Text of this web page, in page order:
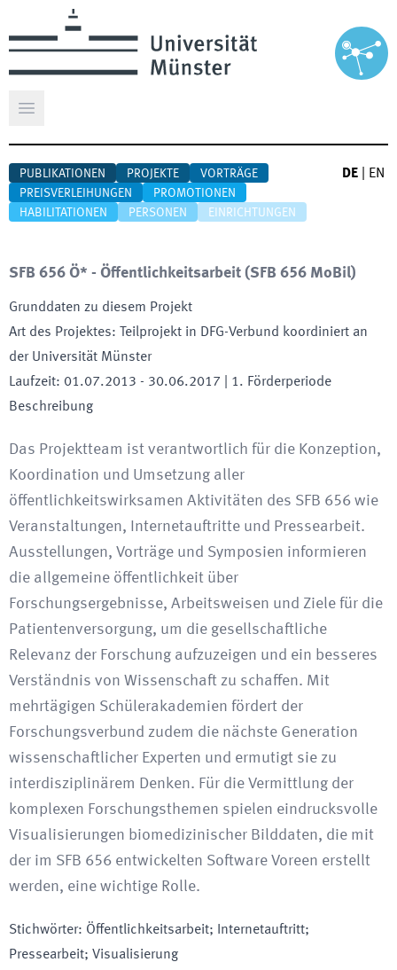
Hauptmenü öffnen
PUBLIKATIONEN PROJEKTE
VORTRÄGE
PREISVERLEIHUNGEN
PROMOTIONEN
HABILITATIONEN
PERSONEN EINRICHTUNGEN
DE EN
SFB 656 Ö* - Öffentlichkeitsarbeit (SFB 656 MoBil)
Grunddaten zu diesem Projekt
Art des Projektes:
Teilprojekt in DFG-Verbund koordiniert an
der Universität Münster
Laufzeit: 01.07.2013 - 30.06.2017 | 1. Förderperiode
Beschreibung
Das Projektteam ist verantwortlich für die Konzeption,
Koordination und Umsetzung aller
öffentlichkeitswirksamen Aktivitäten des SFB 656 wie
Veranstaltungen, Internetauftritte und Pressearbeit.
Ausstellungen, Vorträge und Symposien informieren
die allgemeine öffentlichkeit über
Forschungsergebnisse, Arbeitsweisen und Ziele für die
Patientenversorgung, um die gesellschaftliche
Relevanz der Forschung aufzuzeigen und ein besseres
Verständnis von Wissenschaft zu schaffen. Mit
mehrtägigen Schülerakademien fördert der
Forschungsverbund zudem die nächste Generation
wissenschaftlicher Experten und ermutigt sie zu
interdisziplinärem Denken. Für die Vermittlung der
komplexen Forschungsthemen spielen eindrucksvolle
Visualisierungen biomedizinischer Bilddaten, die mit
der im SFB 656 entwickelten Software Voreen erstellt
werden, eine wichtige Rolle.
Stichwörter: Öffentlichkeitsarbeit; Internetauftritt;
Pressearbeit; Visualisierung